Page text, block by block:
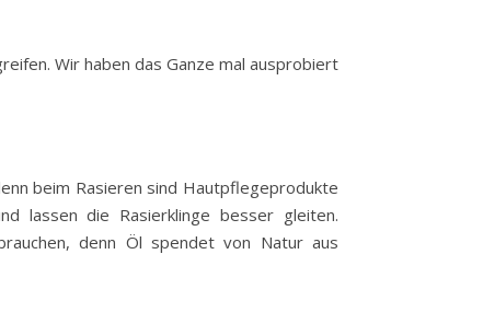
Wir haben das Ganze mal ausprobiert
beim Rasieren sind Hautpflegeprodukte
lassen die Rasierklinge besser gleiten.
denn Öl spendet von Natur aus